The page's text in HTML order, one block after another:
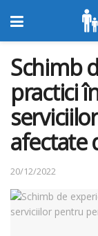
Schimb
practici
afectate
20/12/2022